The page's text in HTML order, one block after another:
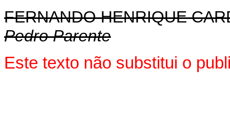
FERNANDO HENRIQUE
Pedro Parente
Este texto não substitui o